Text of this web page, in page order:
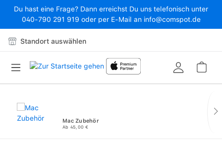
Zum Hauptinhalt springen
Du hast eine Frage? Dann erreichst Du uns telefonisch unter
040-790 291 919 oder per E-Mail an info@comspot.de
Standort auswählen
Mac Zubehör
Ab 45,00 €